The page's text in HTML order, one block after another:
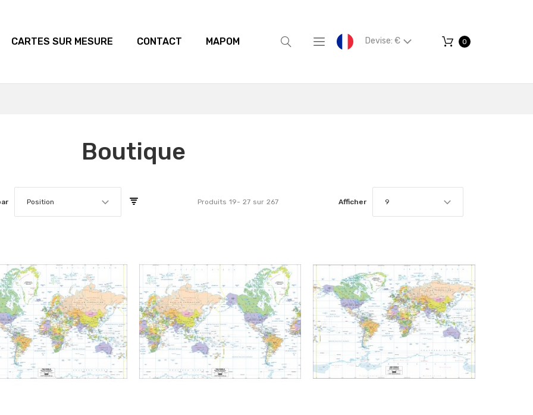
CARTES SUR MESURE CONTACT MAPOM Devise: € 0
Boutique
Position Produits 19- 27 sur 267 Afficher 9